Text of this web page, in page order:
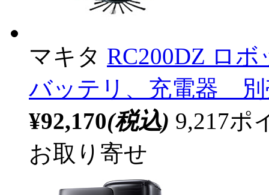
マキタ RC200DZ ロ
バッテリ、充電器 別
¥92,170(税込) 9,217ポ
お取り寄せ